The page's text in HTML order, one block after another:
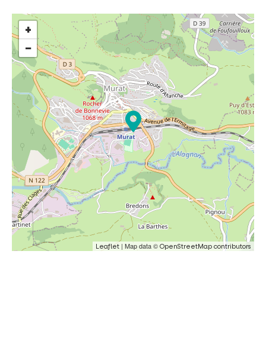
+
−
Leaflet | Map data © OpenStreetMap contributors